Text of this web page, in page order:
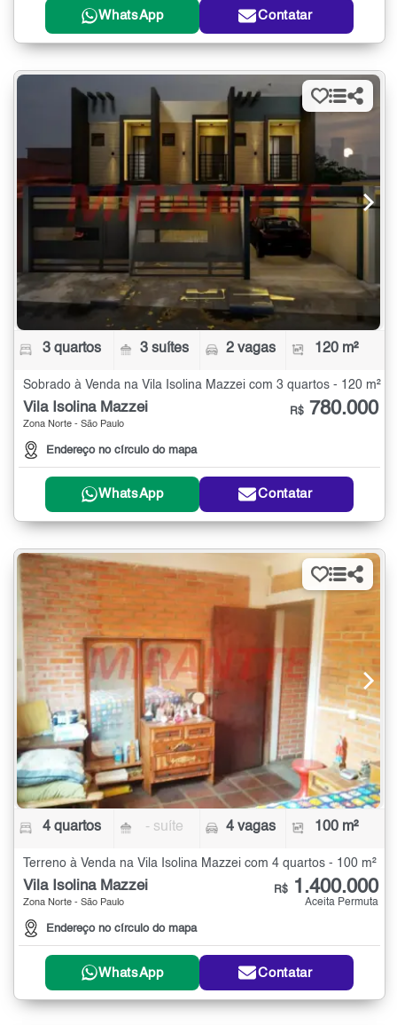
WhatsApp Contatar
3 quartos 3 suítes 2 vagas 120 m²
Sobrado à Venda na Vila Isolina Mazzei com 3 quartos - 120 m²
Vila Isolina Mazzei
Zona Norte - São Paulo
Endereço no círculo do mapa
R$ 780.000
WhatsApp Contatar
4 quartos - suíte 4 vagas 100 m²
Terreno à Venda na Vila Isolina Mazzei com 4 quartos - 100 m²
Vila Isolina Mazzei
Zona Norte - São Paulo
Endereço no círculo do mapa
R$ 1.400.000
Aceita Permuta
WhatsApp Contatar